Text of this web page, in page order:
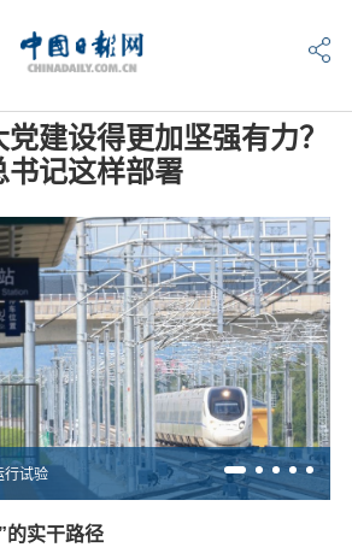
建设得更加坚强有力？
书记这样部署
行试验
的实干路径